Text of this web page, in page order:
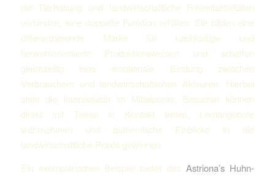
die Tierhaltung und landwirtschaftliche Freizeitaktivitäten
verbinden, eine doppelte Funktion erfüllen: Sie bilden eine
dif­ferenzierende Marke für nachhaltige und
tierwohlorientierte Produktionsweisen und schaffen
gleichzeitig eine emotionale Bindung zwischen
Verbrauchern und landwirtschaftlichen Akteuren. Hierbei
steht die Interaktivität im Mittelpunkt: Besucher können
direkt mit Tieren in Kontakt treten, Lernangebote
wahrnehmen und authentische Einblicke in die
landwirtschaftliche Praxis gewinnen.
Ein exemplarisches Beispiel bietet das Astriona’s Huhn-